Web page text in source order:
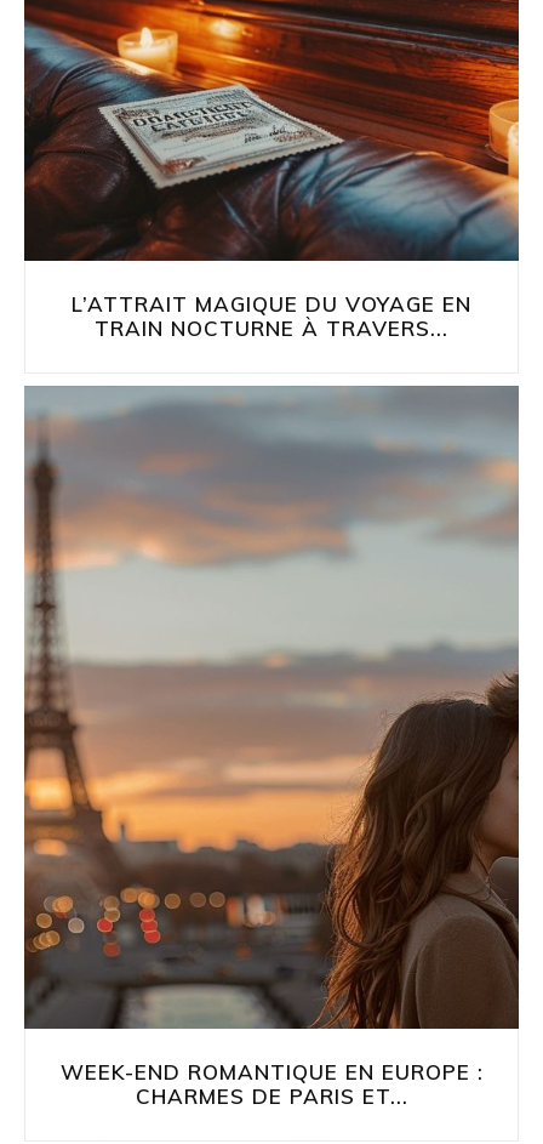
L’ATTRAIT MAGIQUE DU VOYAGE EN
TRAIN NOCTURNE À TRAVERS...
WEEK-END ROMANTIQUE EN EUROPE :
CHARMES DE PARIS ET...